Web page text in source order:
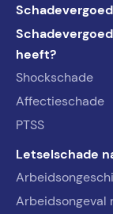
heeft?
Shockschade
Affectieschade
PTSS
Letselschade
Arbeidsongeval